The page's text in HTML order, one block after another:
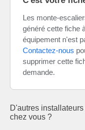
Les monte-
généré cette fiche
équipement n'est
Contactez-nous
supprimer cette
demande.
D'autres
chez vous ?